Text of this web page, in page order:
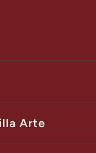
Arte